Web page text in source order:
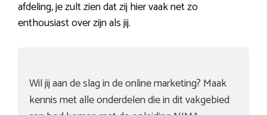
afdeling, je zult zien dat zij hier vaak net zo
enthousiast over zijn als jij.
Wil jij aan de slag in de online marketing? Maak
kennis met alle onderdelen die in dit vakgebied